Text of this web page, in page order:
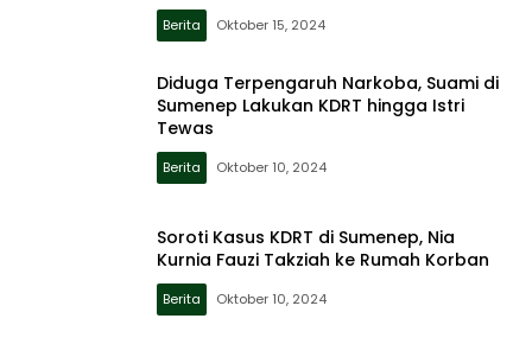
Berita Oktober 15, 2024
Diduga Terpengaruh Narkoba, Suami di
Sumenep Lakukan KDRT hingga Istri
Tewas
Berita Oktober 10, 2024
Soroti Kasus KDRT di Sumenep, Nia
Kurnia Fauzi Takziah ke Rumah Korban
Berita Oktober 10, 2024